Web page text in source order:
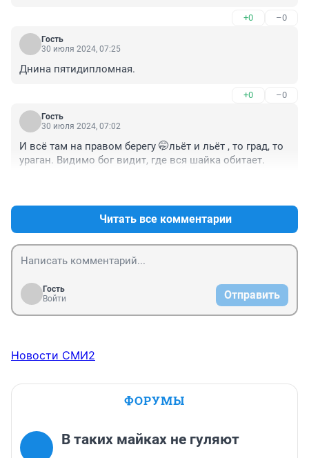
+0 –0
Гость
30 июля 2024, 07:25
Днина пятидипломная.
+0 –0
Гость
30 июля 2024, 07:02
И всё там на правом берегу 🤭льёт и льёт , то град, то
ураган. Видимо бог видит, где вся шайка обитает.
Читать все комментарии
Гость
Войти
Отправить
Новости СМИ2
ФОРУМЫ
В таких майках не гуляют